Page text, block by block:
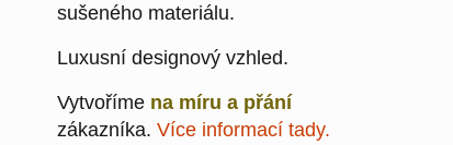
sušeného materiálu.
Luxusní designový vzhled.
Vytvoříme na míru a přání
zákazníka. Více informací tady.